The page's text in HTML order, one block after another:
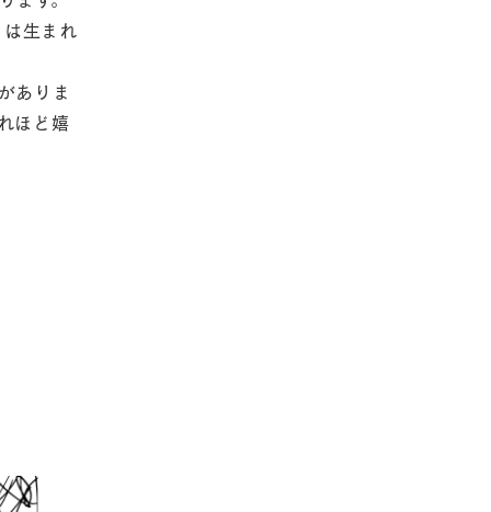
生まれ
ありま
ほど嬉